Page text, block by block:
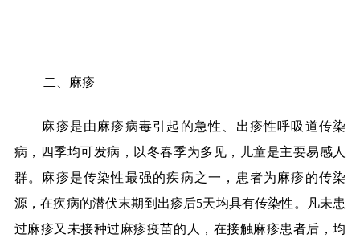
二、麻疹
麻疹是由麻疹病毒引起的急性、出疹性呼吸道传染
病，四季均可发病，以冬春季为多见，儿童是主要易感人
群。麻疹是传染性最强的疾病之一，患者为麻疹的传染
源，在疾病的潜伏末期到出疹后5天均具有传染性。凡未患
过麻疹又未接种过麻疹疫苗的人，在接触麻疹患者后，均